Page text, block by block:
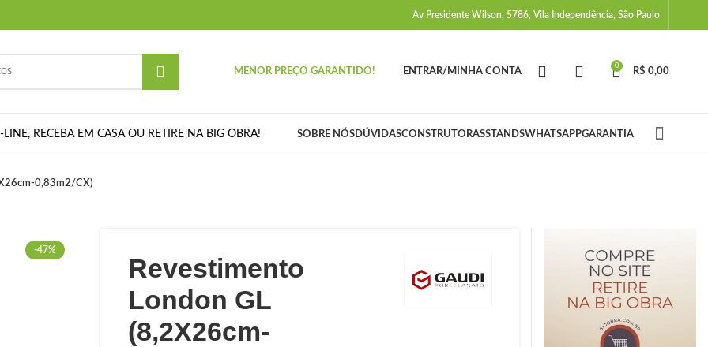
Av Presidente Wilson, 5786, Vila Independência, São Paulo
MENOR PREÇO GARANTIDO! ENTRAR/MINHA CONTA
0
R$ 0,00
RECEBA EM CASA OU RETIRE NA BIG OBRA! SOBRE NÓS DÚVIDASCONSTRUTORASSTANDSWHATSAPPGARANTIA
0,83m2/CX)
-47%
Revestimento
London GL
(8,2X26cm-